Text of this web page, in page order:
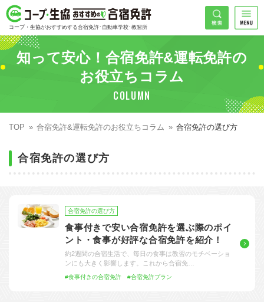
コープ・生協おすすめの合宿免許
コープ・生協がおすすめする合宿免許･自動車学校･教習所
HOME
コープ・生協おすすめの合宿免許ランキング
普通車
準中型車
エリアで探す
甲信越エリア
学割
コープ合宿免許スタッフがおすすめの教習所
お一人でも安心な教習所
入校日で探す
私たちについて
希望免許
地域
希望入校日
71 件が見つかりました
検索
知って安心！合宿免許&運転免許の
お役立ちコラム
COLUMN
TOP 合宿免許&運転免許のお役立ちコラム 合宿免許の選び方
合宿免許の選び方
合宿免許の選び方
食事付きで安い合宿免許を選ぶ際のポイ
ント・食事が好評な合宿免許を紹介！
約2週間の合宿生活で、毎日の食事は教習のモチベーショ
ンにも大きく影響します。これから合宿免…
#食事付きの合宿免許 #合宿免許プラン